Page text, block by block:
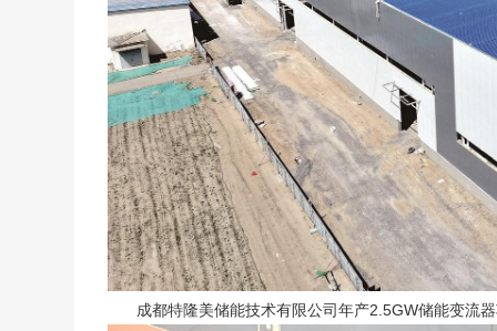
成都特隆美储能技术有限公司年产2.5GW储能变流